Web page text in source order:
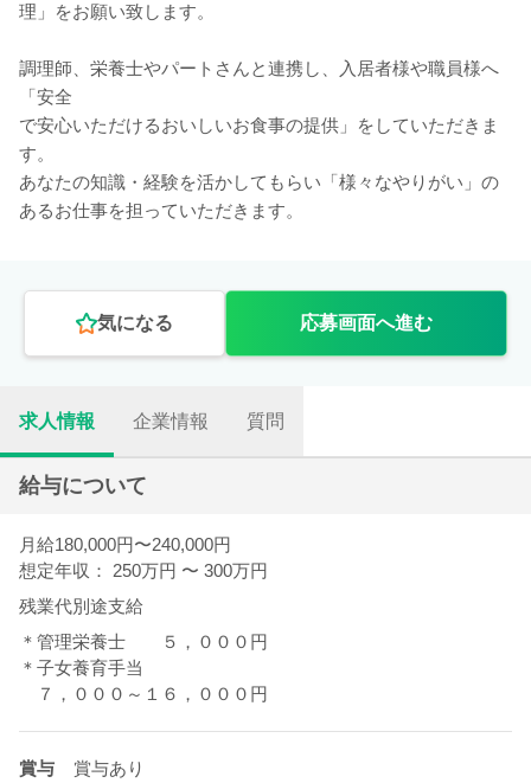
理」をお願い致します。
調理師、栄養士やパートさんと連携し、入居者様や職員様へ
「安全
で安心いただけるおいしいお食事の提供」をしていただきま
す。
あなたの知識・経験を活かしてもらい「様々なやりがい」の
あるお仕事を担っていただきます。
気になる 応募画面へ進む
求人情報 企業情報 質問
給与について
月給180,000円〜240,000円
想定年収： 250万円 〜 300万円
残業代別途支給
＊管理栄養士 ５，０００円
＊子女養育手当
７，０００～１６，０００円
賞与
賞与あり